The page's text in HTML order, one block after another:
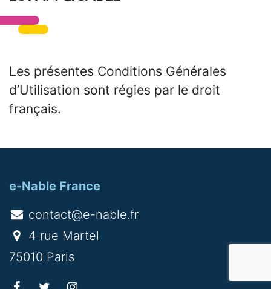
Les présentes Conditions Générales
d’Utilisation sont régies par le droit
français.
e-Nable France
contact@e-nable.fr
4 rue Martel
75010 Paris